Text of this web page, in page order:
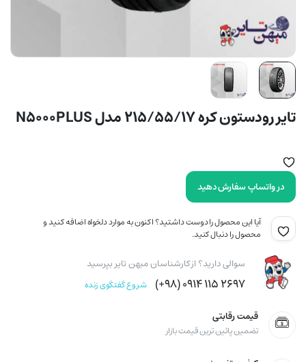
تایر رودستون کره 215/55/17 مدل N5000PLUS
در واتساپ سفارش دهید
آیا این محصول را دوست داشتید؟ اکنون به موارد دلخواه اضافه کنید و
محصول را دنبال کنید.
سوالی دارید؟ از کارشناسان میهن تایر بپرسید
۲۶۹۷ ۱۱۵ ۰۹۱۴ (۹۸+) شروع گفتگوی زنده
قیمت رقابتی
تضمین پائین ترین قیمت بازار